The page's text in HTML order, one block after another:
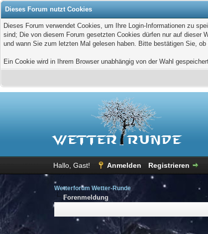
Dieses Forum nutzt Cookies
Dieses Forum verwendet Cookies, um Ihre Login-Informationen zu
sind; Die von diesem Forum gesetzten Cookies dürfen nur auf dieser
und wann Sie zum letzten Mal gelesen haben. Bitte bestätigen Sie,
Ein Cookie wird in Ihrem Browser unabhängig von der Wahl
Hallo, Gast! Anmelden Registrieren
Wetterforum Wetter-Runde
Forenmeldung